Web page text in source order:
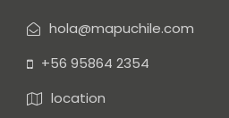
hola@mapuchile.com
+56 95864 2354
location